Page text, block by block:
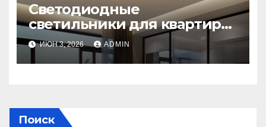
Светодиодные
светильники для квартиры:
как выбрать, виды,
установка и экономия
ИЮН 3, 2026 ADMIN
Поиск